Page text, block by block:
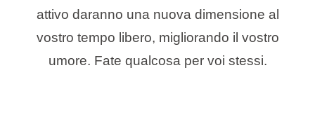
attivo daranno una nuova dimensione al
vostro tempo libero, migliorando il vostro
umore. Fate qualcosa per voi stessi.